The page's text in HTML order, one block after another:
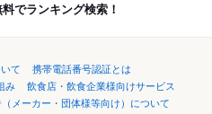
でランキング検索！
て
携帯電話番号認証とは
み
飲食店・飲食企業様向けサービス
（メーカー・団体様等向け）について